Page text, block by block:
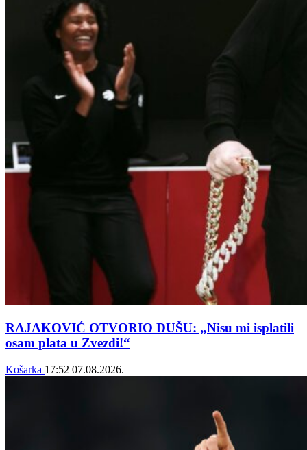
RAJAKOVIĆ OTVORIO DUŠU: „Nisu mi isplatili
osam plata u Zvezdi!“
Košarka 17:52 07.08.2026.